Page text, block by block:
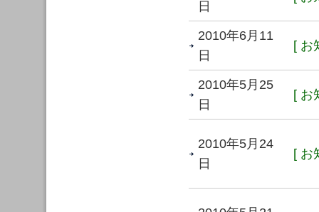
日
2010年6月11
日
[ お
2010年5月25
日
[ お
2010年5月24
日
[ お